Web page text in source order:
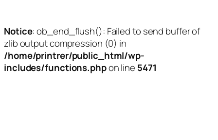
Notice: ob_end_flush(): Failed to send buffer of
zlib output compression (0) in
/home/printrer/public_html/wp-
includes/functions.phpon line 5471